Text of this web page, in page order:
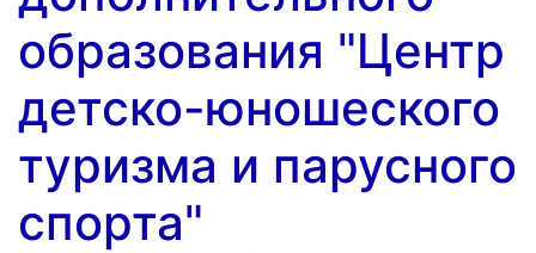
образования "Центр
детско-юношеского
туризма и парусного
спорта"